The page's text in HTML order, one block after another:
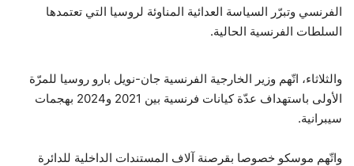
الفرنسي وتبرّر السياسة العدائية المناوئة لروسيا التي تعتمدها
السلطات الفرنسية الحالية.
والثلاثاء، اتّهم وزير الخارجية الفرنسية جان-نويل بارو روسيا للمرّة
الأولى باستهداف عدّة كيانات فرنسية بين 2021 و2024 بهجمات
سيبرانية.
واتّهم موسكو خصوصا بقرصنة آلاف المستندات الداخلية للدائرة